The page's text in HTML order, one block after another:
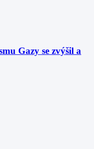
Gazy se zvýšil a